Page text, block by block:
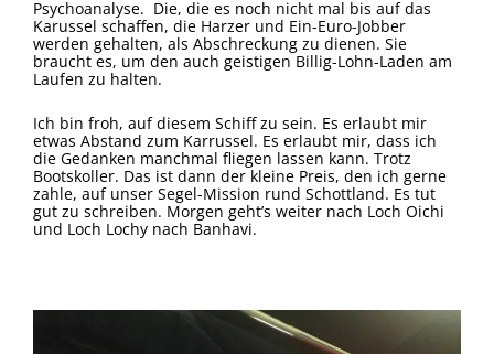
Psychoanalyse. Die, die es noch nicht mal bis auf das
Karussel schaffen, die Harzer und Ein-Euro-Jobber
werden gehalten, als Abschreckung zu dienen. Sie
braucht es, um den auch geistigen Billig-Lohn-Laden am
Laufen zu halten.
Ich bin froh, auf diesem Schiff zu sein. Es erlaubt mir
etwas Abstand zum Karrussel. Es erlaubt mir, dass ich
die Gedanken manchmal fliegen lassen kann. Trotz
Bootskoller. Das ist dann der kleine Preis, den ich gerne
zahle, auf unser Segel-Mission rund Schottland. Es tut
gut zu schreiben. Morgen geht’s weiter nach Loch Oichi
und Loch Lochy nach Banhavi.